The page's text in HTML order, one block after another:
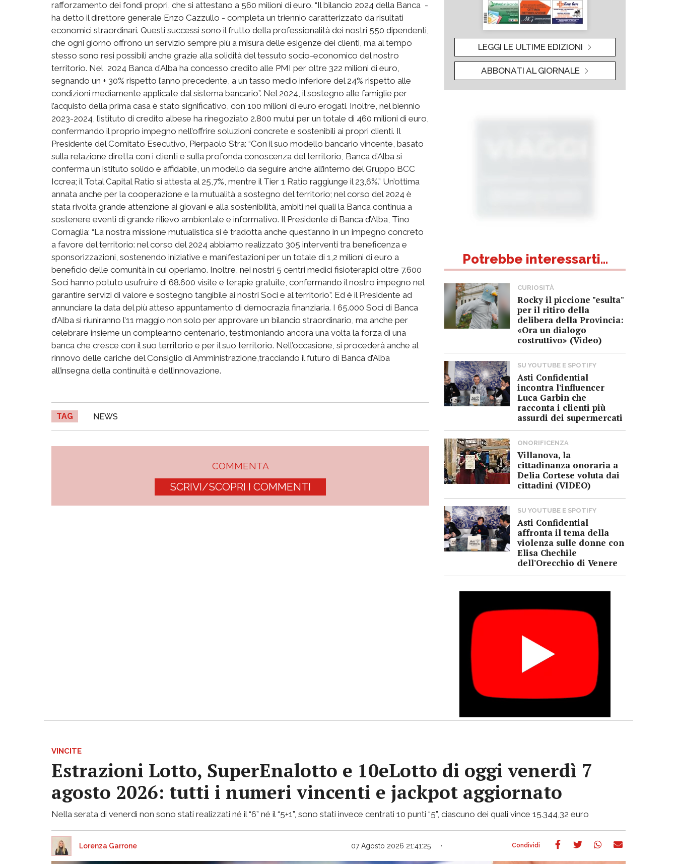
rafforzamento dei fondi propri, che si attestano a 560 milioni di euro. “Il bilancio 2024 della Banca -
ha detto il direttore generale Enzo Cazzullo - completa un triennio caratterizzato da risultati
economici straordinari. Questi successi sono il frutto della professionalità dei nostri 550 dipendenti,
che ogni giorno offrono un servizio sempre più a misura delle esigenze dei clienti, ma al tempo
stesso sono resi possibili anche grazie alla solidità del tessuto socio-economico del nostro
territorio. Nel 2024 Banca d’Alba ha concesso credito alle PMI per oltre 322 milioni di euro,
segnando un + 30% rispetto l’anno precedente, a un tasso medio inferiore del 24% rispetto alle
condizioni mediamente applicate dal sistema bancario”. Nel 2024, il sostegno alle famiglie per
l’acquisto della prima casa è stato significativo, con 100 milioni di euro erogati. Inoltre, nel biennio
2023-2024, l’istituto di credito albese ha rinegoziato 2.800 mutui per un totale di 460 milioni di euro,
confermando il proprio impegno nell’offrire soluzioni concrete e sostenibili ai propri clienti. Il
Presidente del Comitato Esecutivo, Pierpaolo Stra: “Con il suo modello bancario vincente, basato
sulla relazione diretta con i clienti e sulla profonda conoscenza del territorio, Banca d’Alba si
conferma un istituto solido e affidabile, un modello da seguire anche all’interno del Gruppo BCC
Iccrea; il Total Capital Ratio si attesta al 25,7%, mentre il Tier 1 Ratio raggiunge il 23,6%.” Un’ottima
annata anche per la cooperazione e la mutualità a sostegno del territorio; nel corso del 2024 è
stata rivolta grande attenzione ai giovani e alla sostenibilità, ambiti nei quali la Banca continua a
sostenere eventi di grande rilievo ambientale e informativo. Il Presidente di Banca d’Alba, Tino
Cornaglia: “La nostra missione mutualistica si è tradotta anche quest’anno in un impegno concreto
a favore del territorio: nel corso del 2024 abbiamo realizzato 305 interventi tra beneficenza e
sponsorizzazioni, sostenendo iniziative e manifestazioni per un totale di 1,2 milioni di euro a
beneficio delle comunità in cui operiamo. Inoltre, nei nostri 5 centri medici fisioterapici oltre 7.600
Soci hanno potuto usufruire di 68.600 visite e terapie gratuite, confermando il nostro impegno nel
garantire servizi di valore e sostegno tangibile ai nostri Soci e al territorio”. Ed è il Presidente ad
annunciare la data del più atteso appuntamento di democrazia finanziaria. I 65.000 Soci di Banca
d’Alba si riuniranno l’11 maggio non solo per approvare un bilancio straordinario, ma anche per
celebrare insieme un compleanno centenario, testimoniando ancora una volta la forza di una
banca che cresce con il suo territorio e per il suo territorio. Nell’occasione, si procederà anche al
rinnovo delle cariche del Consiglio di Amministrazione,tracciando il futuro di Banca d’Alba
all’insegna della continuità e dell’innovazione.
TAG NEWS
COMMENTA
SCRIVI/SCOPRI I COMMENTI
LEGGI LE ULTIME EDIZIONI
ABBONATI AL GIORNALE
Potrebbe interessarti...
CURIOSITÀ
Rocky il piccione "esulta"
per il ritiro della
delibera della Provincia:
«Ora un dialogo
costruttivo» (Video)
SU YOUTUBE E SPOTIFY
Asti Confidential
incontra l'influencer
Luca Garbin che
racconta i clienti più
assurdi dei supermercati
ONORIFICENZA
Villanova, la
cittadinanza onoraria a
Delia Cortese voluta dai
cittadini (VIDEO)
SU YOUTUBE E SPOTIFY
Asti Confidential
affronta il tema della
violenza sulle donne con
Elisa Chechile
dell'Orecchio di Venere
VINCITE
Estrazioni Lotto, SuperEnalotto e 10eLotto di oggi venerdì 7
agosto 2026: tutti i numeri vincenti e jackpot aggiornato
Nella serata di venerdì non sono stati realizzati né il “6” né il “5+1”, sono stati invece centrati 10 punti “5”, ciascuno dei quali vince 15.344,32 euro
Lorenza Garrone 07 Agosto 2026 21:41:25